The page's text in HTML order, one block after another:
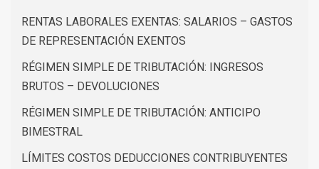
RENTAS LABORALES EXENTAS: SALARIOS – GASTOS
DE REPRESENTACIÓN EXENTOS
RÉGIMEN SIMPLE DE TRIBUTACIÓN: INGRESOS
BRUTOS – DEVOLUCIONES
RÉGIMEN SIMPLE DE TRIBUTACIÓN: ANTICIPO
BIMESTRAL
LÍMITES COSTOS DEDUCCIONES CONTRIBUYENTES